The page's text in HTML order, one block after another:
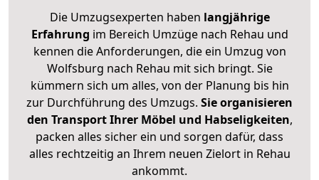
Die Umzugsexperten haben langjährige
Erfahrung im Bereich Umzüge nach Rehau und
kennen die Anforderungen, die ein Umzug von
Wolfsburg nach Rehau mit sich bringt. Sie
kümmern sich um alles, von der Planung bis hin
zur Durchführung des Umzugs. Sie organisieren
den Transport Ihrer Möbel und Habseligkeiten,
packen alles sicher ein und sorgen dafür, dass
alles rechtzeitig an Ihrem neuen Zielort in Rehau
ankommt.